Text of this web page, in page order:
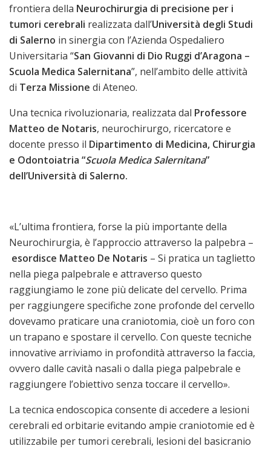
frontiera della Neurochirurgia di precisione per i
tumori cerebrali realizzata dall’Università degli Studi
di Salerno in sinergia con l’Azienda Ospedaliero
Universitaria “San Giovanni di Dio Ruggi d’Aragona –
Scuola Medica Salernitana”, nell’ambito delle attività
di Terza Missione di Ateneo.
Una tecnica rivoluzionaria, realizzata dal Professore
Matteo de Notaris, neurochirurgo, ricercatore e
docente presso il Dipartimento di Medicina, Chirurgia
e Odontoiatria “Scuola Medica Salernitana”
dell’Università di Salerno.
«L’ultima frontiera, forse la più importante della
Neurochirurgia, è l’approccio attraverso la palpebra –
esordisce Matteo De Notaris – Si pratica un taglietto
nella piega palpebrale e attraverso questo
raggiungiamo le zone più delicate del cervello. Prima
per raggiungere specifiche zone profonde del cervello
dovevamo praticare una craniotomia, cioè un foro con
un trapano e spostare il cervello. Con queste tecniche
innovative arriviamo in profondità attraverso la faccia,
ovvero dalle cavità nasali o dalla piega palpebrale e
raggiungere l’obiettivo senza toccare il cervello».
La tecnica endoscopica consente di accedere a lesioni
cerebrali ed orbitarie evitando ampie craniotomie ed è
utilizzabile per tumori cerebrali, lesioni del basicranio